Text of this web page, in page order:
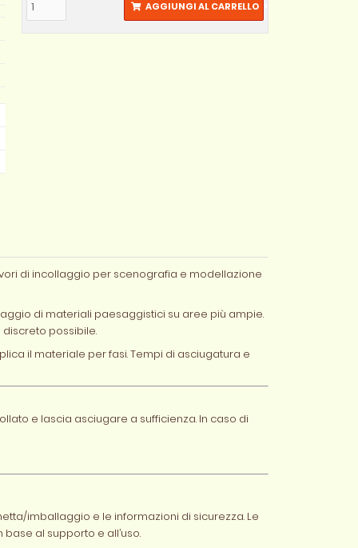
AGGIUNGI AL CARRELLO
di incollaggio per scenografia e modellazione
di materiali paesaggistici su aree più ampie.
possibile.
il materiale per fasi. Tempi di asciugatura e
e lascia asciugare a sufficienza. In caso di
imballaggio e le informazioni di sicurezza. Le
al supporto e all’uso.